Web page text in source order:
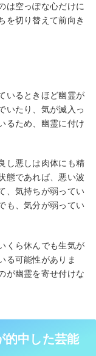
は空っぽな心だけに
を切り替えて前向き
いるときほど幽霊が
いたり、気が滅入っ
るため、幽霊に付け
し悪しは肉体にも精
態であれば、悪い波
、気持ちが弱ってい
も、気分が弱ってい
くら休んでも生気が
る可能性がありま
が幽霊を寄せ付けな
的中した芸能